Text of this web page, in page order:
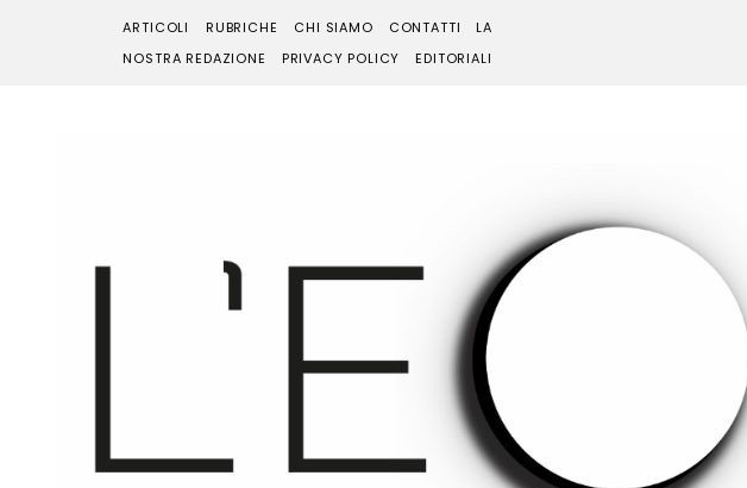
ARTICOLI RUBRICHE CHI SIAMO CONTATTI
LA
NOSTRA REDAZIONE
PRIVACY POLICY EDITORIALI